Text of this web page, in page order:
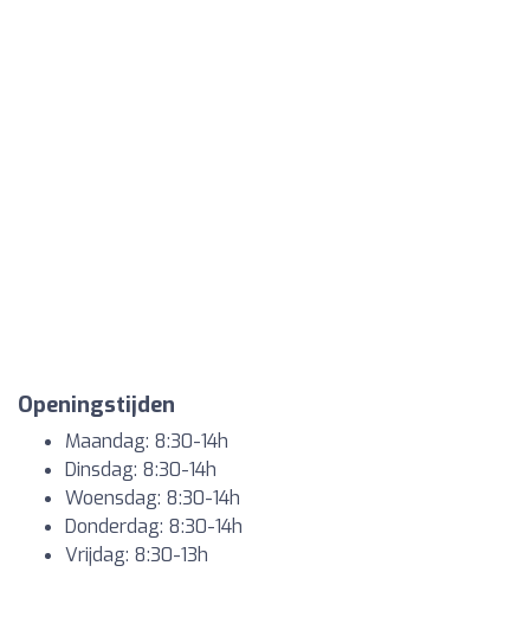
Openingstijden
Maandag: 8:30-14h
Dinsdag: 8:30-14h
Woensdag: 8:30-14h
Donderdag: 8:30-14h
Vrijdag: 8:30-13h